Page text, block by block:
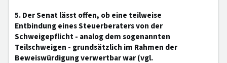
5. Der Senat lässt offen, ob eine teilweise
Entbindung eines Steuerberaters von der
Schweigepflicht - analog dem sogenannten
Teilschweigen - grundsätzlich im Rahmen der
Beweiswürdigung verwertbar war (vgl.